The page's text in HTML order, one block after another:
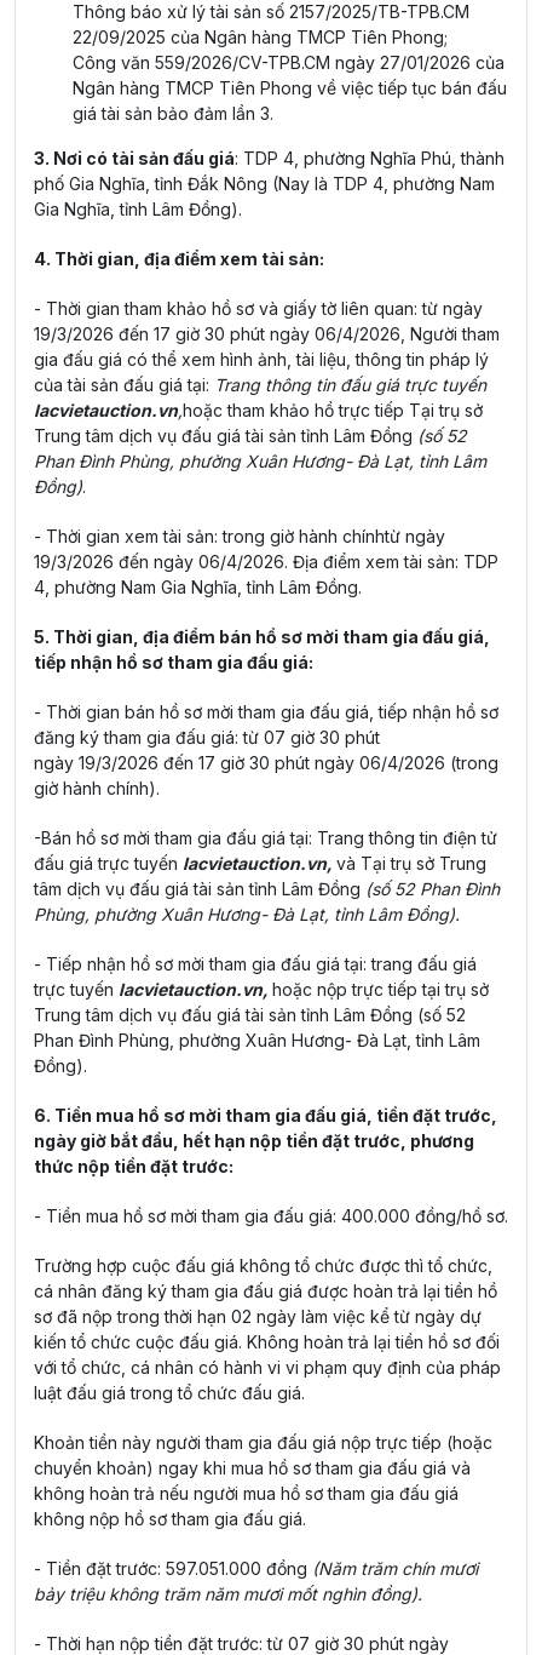
Thông báo xử lý tài sản số 2157/2025/TB-TPB.CM
22/09/2025 của Ngân hàng TMCP Tiên Phong;
Công văn 559/2026/CV-TPB.CM ngày 27/01/2026 của
Ngân hàng TMCP Tiên Phong về việc tiếp tục bán đấu
giá tài sản bảo đảm lần 3.
3. Nơi có tài sản đấu giá: TDP 4, phường Nghĩa Phú, thành
phố Gia Nghĩa, tỉnh Đắk Nông (Nay là TDP 4, phường Nam
Gia Nghĩa, tỉnh Lâm Đồng).
4. Thời gian, địa điểm xem tài sản:
- Thời gian tham khảo hồ sơ và giấy tờ liên quan: từ ngày
19/3/2026 đến 17 giờ 30 phút ngày 06/4/2026, Người tham
gia đấu giá có thể xem hình ảnh, tài liệu, thông tin pháp lý
của tài sản đấu giá tại: Trang thông tin đấu giá trực tuyến
lacvietauction.vn,hoặc tham khảo hồ trực tiếp Tại trụ sở
Trung tâm dịch vụ đấu giá tài sản tỉnh Lâm Đồng (số 52
Phan Đình Phùng, phường Xuân Hương- Đà Lạt, tỉnh Lâm
Đồng).
- Thời gian xem tài sản: trong giờ hành chínhtừ ngày
19/3/2026 đến ngày 06/4/2026. Địa điểm xem tài sản: TDP
4, phường Nam Gia Nghĩa, tỉnh Lâm Đồng.
5. Thời gian, địa điểm bán hồ sơ mời tham gia đấu giá,
tiếp nhận hồ sơ tham gia đấu giá:
- Thời gian bán hồ sơ mời tham gia đấu giá, tiếp nhận hồ sơ
đăng ký tham gia đấu giá: từ 07 giờ 30 phút
ngày 19/3/2026 đến 17 giờ 30 phút ngày 06/4/2026 (trong
giờ hành chính).
-Bán hồ sơ mời tham gia đấu giá tại: Trang thông tin điện tử
đấu giá trực tuyến lacvietauction.vn, và Tại trụ sở Trung
tâm dịch vụ đấu giá tài sản tỉnh Lâm Đồng (số 52 Phan Đình
Phùng, phường Xuân Hương- Đà Lạt, tỉnh Lâm Đồng).
- Tiếp nhận hồ sơ mời tham gia đấu giá tại: trang đấu giá
trực tuyến lacvietauction.vn, hoặc nộp trực tiếp tại trụ sở
Trung tâm dịch vụ đấu giá tài sản tỉnh Lâm Đồng (số 52
Phan Đình Phùng, phường Xuân Hương- Đà Lạt, tỉnh Lâm
Đồng).
6. Tiền mua hồ sơ mời tham gia đấu giá, tiền đặt trước,
ngày giờ bắt đầu, hết hạn nộp tiền đặt trước, phương
thức nộp tiền đặt trước:
- Tiền mua hồ sơ mời tham gia đấu giá: 400.000 đồng/hồ sơ.
Trường hợp cuộc đấu giá không tổ chức được thì tổ chức,
cá nhân đăng ký tham gia đấu giá được hoàn trả lại tiền hồ
sơ đã nộp trong thời hạn 02 ngày làm việc kể từ ngày dự
kiến tổ chức cuộc đấu giá. Không hoàn trả lại tiền hồ sơ đối
với tổ chức, cá nhân có hành vi vi phạm quy định của pháp
luật đấu giá trong tổ chức đấu giá.
Khoản tiền này người tham gia đấu giá nộp trực tiếp (hoặc
chuyển khoản) ngay khi mua hồ sơ tham gia đấu giá và
không hoàn trả nếu người mua hồ sơ tham gia đấu giá
không nộp hồ sơ tham gia đấu giá.
- Tiền đặt trước: 597.051.000 đồng (Năm trăm chín mươi
bảy triệu không trăm năm mươi mốt nghìn đồng).
- Thời hạn nộp tiền đặt trước: từ 07 giờ 30 phút ngày